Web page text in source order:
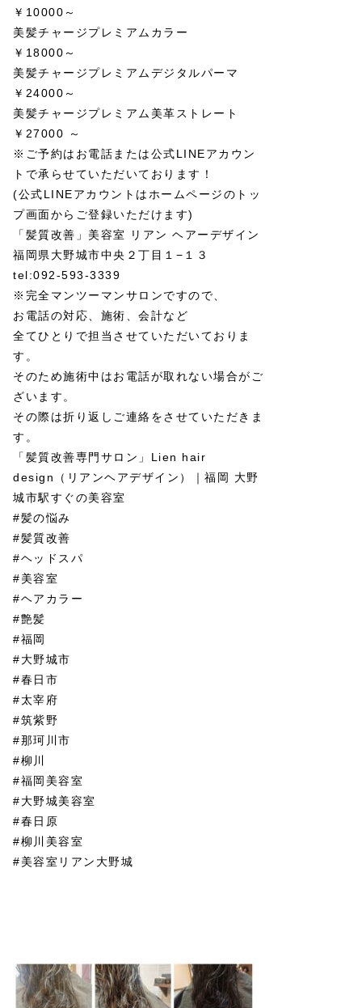
￥10000～
美髪チャージプレミアムカラー
￥18000～
美髪チャージプレミアムデジタルパーマ
￥24000～
美髪チャージプレミアム美革ストレート
￥27000 ～
※ご予約はお電話または公式LINEアカウン
トで承らせていただいております！
(公式LINEアカウントはホームページのトッ
プ画面からご登録いただけます)
「髪質改善」美容室 リアン ヘアーデザイン
福岡県大野城市中央２丁目１−１３
tel:092-593-3339
※完全マンツーマンサロンですので、
お電話の対応、施術、会計など
全てひとりで担当させていただいておりま
す。
そのため施術中はお電話が取れない場合がご
ざいます。
その際は折り返しご連絡をさせていただきま
す。
「髪質改善専門サロン」Lien hair
design（リアンヘアデザイン）｜福岡 大野
城市駅すぐの美容室
#髪の悩み
#髪質改善
#ヘッドスパ
#美容室
#ヘアカラー
#艶髪
#福岡
#大野城市
#春日市
#太宰府
#筑紫野
#那珂川市
#柳川
#福岡美容室
#大野城美容室
#春日原
#柳川美容室
#美容室リアン大野城